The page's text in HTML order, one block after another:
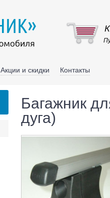
Акции и скидки Контакты
Багажник
дуга)